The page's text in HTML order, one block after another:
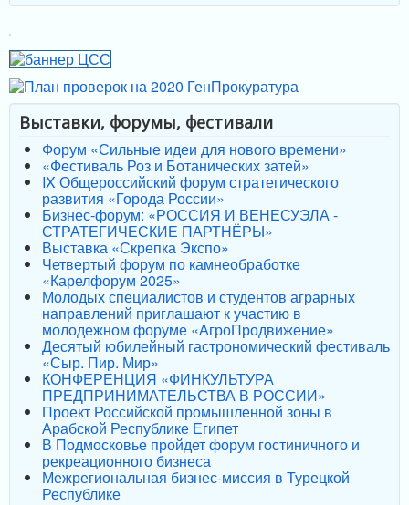
Выставки, форумы, фестивали
Форум «Сильные идеи для нового времени»
«Фестиваль Роз и Ботанических затей»
IX Общероссийский форум стратегического
развития «Города России»
Бизнес-форум: «РОССИЯ И ВЕНЕСУЭЛА -
СТРАТЕГИЧЕСКИЕ ПАРТНЁРЫ»
Выставка «Скрепка Экспо»
Четвертый форум по камнеобработке
«Карелфорум 2025»
Молодых специалистов и студентов аграрных
направлений приглашают к участию в
молодежном форуме «АгроПродвижение»
Десятый юбилейный гастрономический фестиваль
«Сыр. Пир. Мир»
КОНФЕРЕНЦИЯ «ФИНКУЛЬТУРА
ПРЕДПРИНИМАТЕЛЬСТВА В РОССИИ»
Проект Российской промышленной зоны в
Арабской Республике Египет
В Подмосковье пройдет форум гостиничного и
рекреационного бизнеса
Межрегиональная бизнес-миссия в Турецкой
Республике